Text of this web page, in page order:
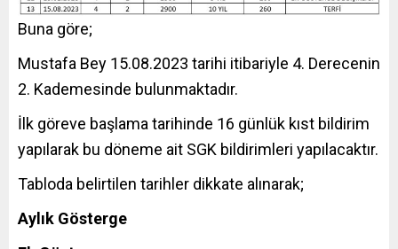
Buna göre;
Mustafa Bey 15.08.2023 tarihi itibariyle 4. Derecenin
2. Kademesinde bulunmaktadır.
İlk göreve başlama tarihinde 16 günlük kıst bildirim
yapılarak bu döneme ait SGK bildirimleri yapılacaktır.
Tabloda belirtilen tarihler dikkate alınarak;
Aylık Gösterge